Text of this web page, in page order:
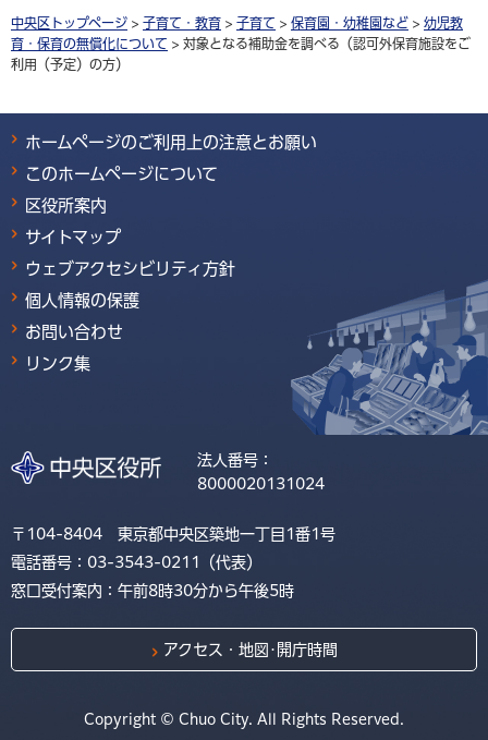
中央区トップページ > 子育て・教育 > 子育て > 保育園・幼稚園など > 幼児教
育・保育の無償化について > 対象となる補助金を調べる（認可外保育施設をご
利用（予定）の方）
ホームページのご利用上の注意とお願い
このホームページについて
区役所案内
サイトマップ
ウェブアクセシビリティ方針
個人情報の保護
お問い合わせ
リンク集
法人番号：
8000020131024
〒104-8404 東京都中央区築地一丁目1番1号
電話番号：03-3543-0211（代表）
窓口受付案内：午前8時30分から午後5時
アクセス・地図･開庁時間
Copyright © Chuo City. All Rights Reserved.